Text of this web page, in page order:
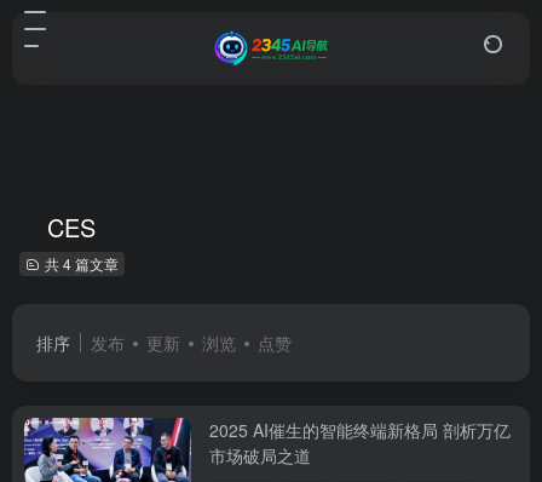
CES
共 4 篇文章
排序 发布 更新 浏览 点赞
2025 AI催生的智能终端新格局 剖析万亿
市场破局之道